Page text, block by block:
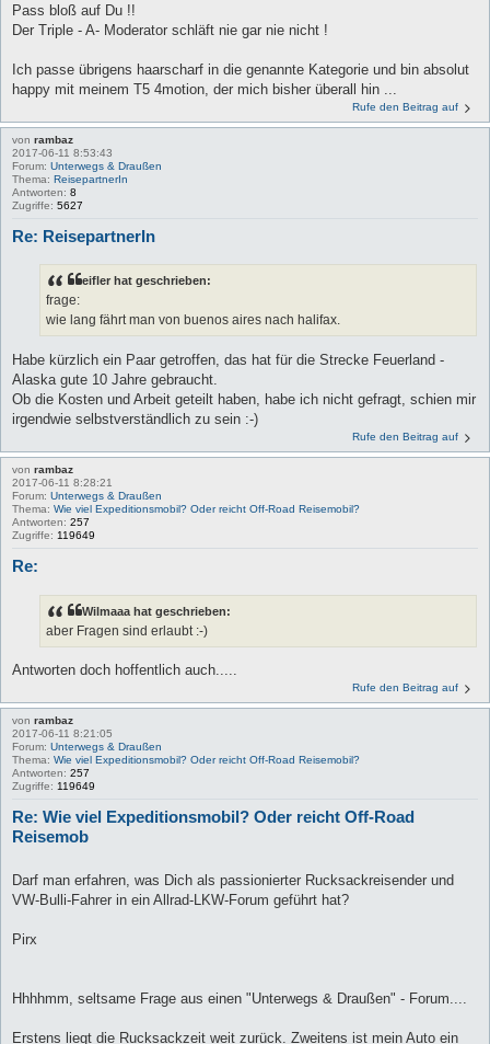
Pass bloß auf Du !!
Der Triple - A- Moderator schläft nie gar nie nicht !
Ich passe übrigens haarscharf in die genannte Kategorie und bin absolut
happy mit meinem T5 4motion, der mich bisher überall hin ...
Rufe den Beitrag auf
von rambaz
2017-06-11 8:53:43
Forum: Unterwegs & Draußen
Thema: ReisepartnerIn
Antworten: 8
Zugriffe: 5627
Re: ReisepartnerIn
eifler hat geschrieben:
frage:
wie lang fährt man von buenos aires nach halifax.
Habe kürzlich ein Paar getroffen, das hat für die Strecke Feuerland -
Alaska gute 10 Jahre gebraucht.
Ob die Kosten und Arbeit geteilt haben, habe ich nicht gefragt, schien mir
irgendwie selbstverständlich zu sein :-)
Rufe den Beitrag auf
von rambaz
2017-06-11 8:28:21
Forum: Unterwegs & Draußen
Thema: Wie viel Expeditionsmobil? Oder reicht Off-Road Reisemobil?
Antworten: 257
Zugriffe: 119649
Re:
Wilmaaa hat geschrieben:
aber Fragen sind erlaubt :-)
Antworten doch hoffentlich auch.....
Rufe den Beitrag auf
von rambaz
2017-06-11 8:21:05
Forum: Unterwegs & Draußen
Thema: Wie viel Expeditionsmobil? Oder reicht Off-Road Reisemobil?
Antworten: 257
Zugriffe: 119649
Re: Wie viel Expeditionsmobil? Oder reicht Off-Road
Reisemob
Darf man erfahren, was Dich als passionierter Rucksackreisender und
VW-Bulli-Fahrer in ein Allrad-LKW-Forum geführt hat?
Pirx
Hhhhmm, seltsame Frage aus einen "Unterwegs & Draußen" - Forum....
Erstens liegt die Rucksackzeit weit zurück. Zweitens ist mein Auto ein